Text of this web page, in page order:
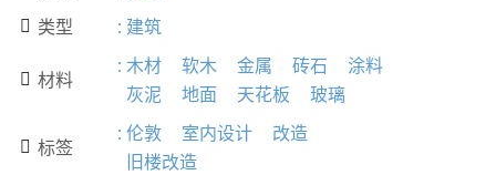
 类型 : 建筑
 材料
: 木材 软木 金属 砖石
涂料
灰泥
地面 天花板 玻璃
 标签
: 伦敦 室内设计
改造
旧楼改造